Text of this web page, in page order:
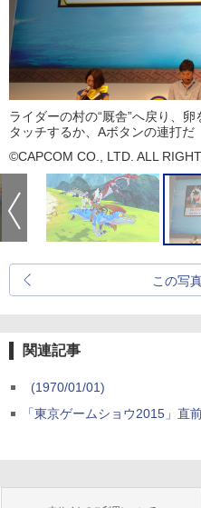
ライダーの村の“厩舎”へ戻り、
タッチするか、Aボタンの連打だ
©CAPCOM CO., LTD. ALL
この写
関連記事
(1970/01/01)
「東京ゲームショウ2015」直